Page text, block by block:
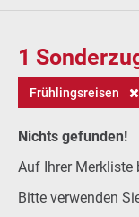
1
Frühlingsreisen
Nichts gefunden!
Auf Ihrer Merkliste
Bitte verwenden